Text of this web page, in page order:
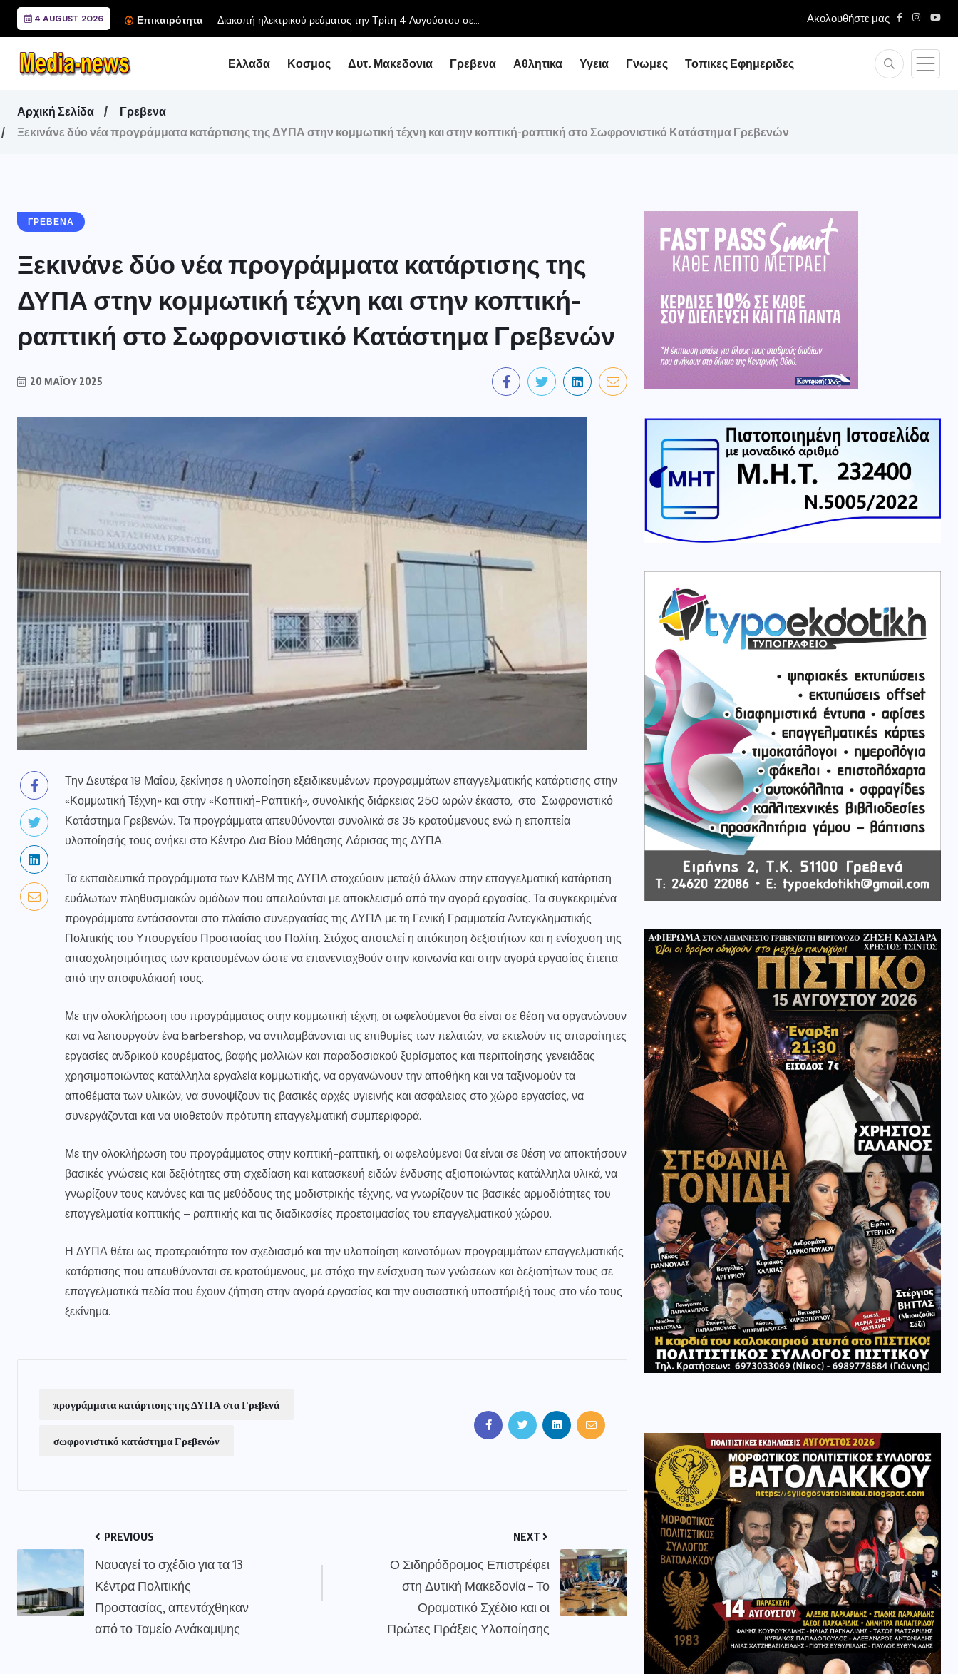
4 AUGUST 2026 Επικαιρότητα Ακολουθήστε μας
Ελλαδα Κοσμος Δυτ. Μακεδονια Γρεβενα Αθλητικα Υγεια Γνωμες Τοπικες Εφημεριδες
Αρχική Σελίδα
Γρεβενα
Ξεκινάνε δύο νέα προγράμματα κατάρτισης της ΔΥΠΑ στην κομμωτική τέχνη και στην κοπτική-ραπτική στο Σωφρονιστικό Κατάστημα Γρεβενών
ΓΡΕΒΕΝΑ
Ξεκινάνε δύο νέα προγράμματα κατάρτισης της
ΔΥΠΑ στην κομμωτική τέχνη και στην κοπτική-
ραπτική στο Σωφρονιστικό Κατάστημα Γρεβενών
20 ΜΑΪ́ΟΥ 2025
Την Δευτέρα 19 Μαΐου, ξεκίνησε η υλοποίηση εξειδικευμένων προγραμμάτων επαγγελματικής κατάρτισης στην
«Κομμωτική Τέχνη» και στην «Κοπτική-Ραπτική», συνολικής διάρκειας 250 ωρών έκαστο, στο Σωφρονιστικό
Κατάστημα Γρεβενών. Τα προγράμματα απευθύνονται συνολικά σε 35 κρατούμενους ενώ η εποπτεία
υλοποίησής τους ανήκει στο Κέντρο Δια Βίου Μάθησης Λάρισας της ΔΥΠΑ.
Τα εκπαιδευτικά προγράμματα των ΚΔΒΜ της ΔΥΠΑ στοχεύουν μεταξύ άλλων στην επαγγελματική κατάρτιση
ευάλωτων πληθυσμιακών ομάδων που απειλούνται με αποκλεισμό από την αγορά εργασίας. Τα συγκεκριμένα
προγράμματα εντάσσονται στο πλαίσιο συνεργασίας της ΔΥΠΑ με τη Γενική Γραμματεία Αντεγκληματικής
Πολιτικής του Υπουργείου Προστασίας του Πολίτη. Στόχος αποτελεί η απόκτηση δεξιοτήτων και η ενίσχυση της
απασχολησιμότητας των κρατουμένων ώστε να επανενταχθούν στην κοινωνία και στην αγορά εργασίας έπειτα
από την αποφυλάκισή τους.
Με την ολοκλήρωση του προγράμματος στην κομμωτική τέχνη, οι ωφελούμενοι θα είναι σε θέση να οργανώνουν
και να λειτουργούν ένα barbershop, να αντιλαμβάνονται τις επιθυμίες των πελατών, να εκτελούν τις απαραίτητες
εργασίες ανδρικού κουρέματος, βαφής μαλλιών και παραδοσιακού ξυρίσματος και περιποίησης γενειάδας
χρησιμοποιώντας κατάλληλα εργαλεία κομμωτικής, να οργανώνουν την αποθήκη και να ταξινομούν τα
αποθέματα των υλικών, να συνοψίζουν τις βασικές αρχές υγιεινής και ασφάλειας στο χώρο εργασίας, να
συνεργάζονται και να υιοθετούν πρότυπη επαγγελματική συμπεριφορά.
Με την ολοκλήρωση του προγράμματος στην κοπτική-ραπτική, οι ωφελούμενοι θα είναι σε θέση να αποκτήσουν
βασικές γνώσεις και δεξιότητες στη σχεδίαση και κατασκευή ειδών ένδυσης αξιοποιώντας κατάλληλα υλικά, να
γνωρίζουν τους κανόνες και τις μεθόδους της μοδιστρικής τέχνης, να γνωρίζουν τις βασικές αρμοδιότητες του
επαγγελματία κοπτικής – ραπτικής και τις διαδικασίες προετοιμασίας του επαγγελματικού χώρου.
Η ΔΥΠΑ θέτει ως προτεραιότητα τον σχεδιασμό και την υλοποίηση καινοτόμων προγραμμάτων επαγγελματικής
κατάρτισης που απευθύνονται σε κρατούμενους, με στόχο την ενίσχυση των γνώσεων και δεξιοτήτων τους σε
επαγγελματικά πεδία που έχουν ζήτηση στην αγορά εργασίας και την ουσιαστική υποστήριξή τους στο νέο τους
ξεκίνημα.
προγράμματα κατάρτισης της ΔΥΠΑ στα Γρεβενά
σωφρονιστικό κατάστημα Γρεβενών
PREVIOUS
Ναυαγεί το σχέδιο για τα 13
Κέντρα Πολιτικής
Προστασίας, απεντάχθηκαν
από το Ταμείο Ανάκαμψης
NEXT
Ο Σιδηρόδρομος Επιστρέφει
στη Δυτική Μακεδονία – Το
Οραματικό Σχέδιο και οι
Πρώτες Πράξεις Υλοποίησης